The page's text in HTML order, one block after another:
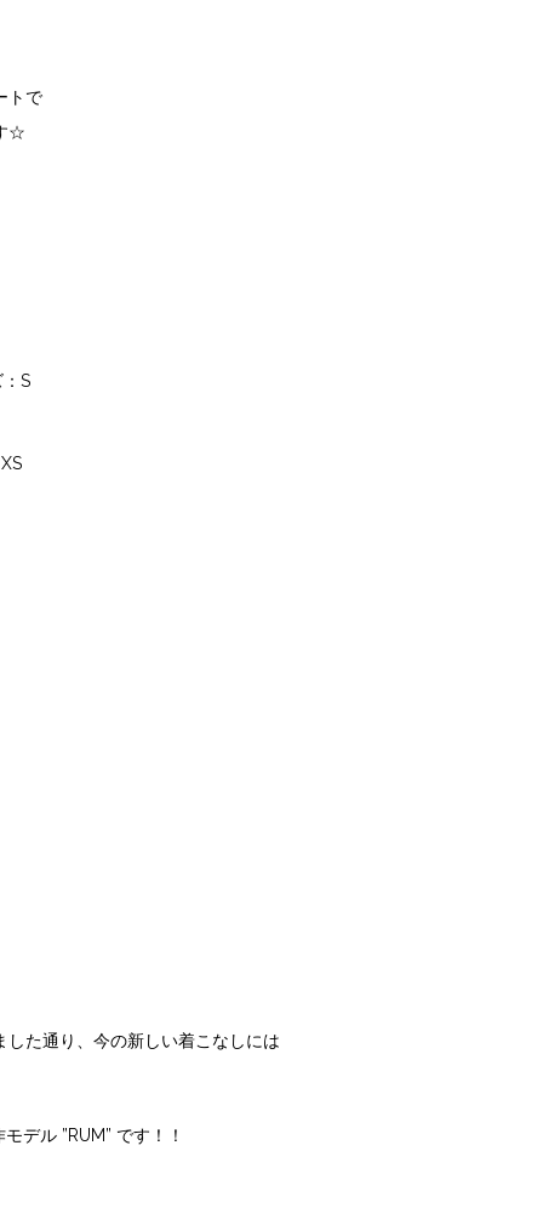
トで
☆
S
した通り、今の新しい着こなしには
モデル ”RUM” です！！